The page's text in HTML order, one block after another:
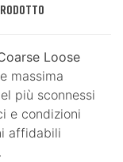
Loose
massima
più sconnessi
e condizioni
affidabili